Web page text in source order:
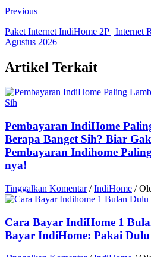
Previous
Paket Internet IndiHome 2P | Internet
Agustus 2026
Artikel Terkait
Pembayaran IndiHome
Berapa Banget Sih? Biar
Pembayaran Indihome
nya!
Tinggalkan Komentar /IndiHome /
Cara Bayar IndiHome 1
Bayar IndiHome: Pakai